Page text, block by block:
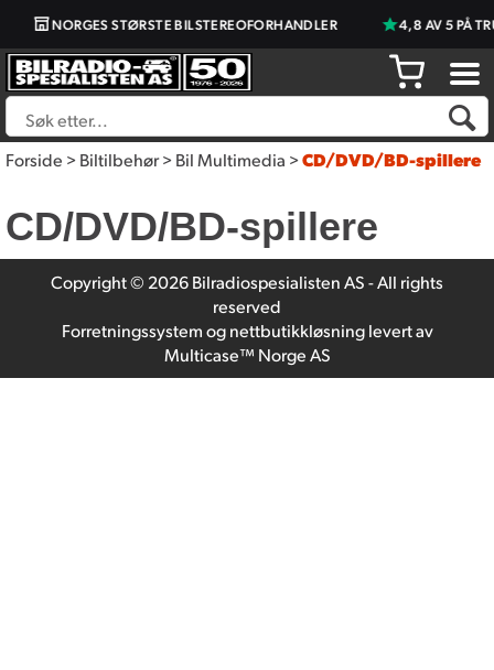
NORGES STØRSTE BILSTEREOFORHANDLER 4,8 AV 5 PÅ
Forside>Biltilbehør>Bil Multimedia>CD/DVD/BD-spillere
CD/DVD/BD-spillere
Copyright © 2026 Bilradiospesialisten AS - All rights
reserved
Forretningssystemognettbutikkløsninglevert av
Multicase™ Norge AS